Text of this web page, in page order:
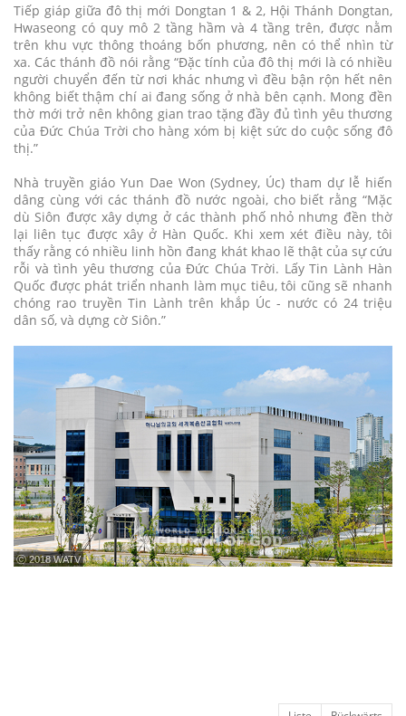
Tiếp giáp giữa đô thị mới Dongtan 1 & 2, Hội Thánh Dongtan,
Hwaseong có quy mô 2 tầng hầm và 4 tầng trên, được nằm
trên khu vực thông thoáng bốn phương, nên có thể nhìn từ
xa. Các thánh đồ nói rằng “Đặc tính của đô thị mới là có nhiều
người chuyển đến từ nơi khác nhưng vì đều bận rộn hết nên
không biết thậm chí ai đang sống ở nhà bên cạnh. Mong đền
thờ mới trở nên không gian trao tặng đầy đủ tình yêu thương
của Đức Chúa Trời cho hàng xóm bị kiệt sức do cuộc sống đô
thị.”
Nhà truyền giáo Yun Dae Won (Sydney, Úc) tham dự lễ hiến
dâng cùng với các thánh đồ nước ngoài, cho biết rằng “Mặc
dù Siôn được xây dựng ở các thành phố nhỏ nhưng đền thờ
lại liên tục được xây ở Hàn Quốc. Khi xem xét điều này, tôi
thấy rằng có nhiều linh hồn đang khát khao lẽ thật của sự cứu
rỗi và tình yêu thương của Đức Chúa Trời. Lấy Tin Lành Hàn
Quốc được phát triển nhanh làm mục tiêu, tôi cũng sẽ nhanh
chóng rao truyền Tin Lành trên khắp Úc - nước có 24 triệu
dân số, và dựng cờ Siôn.”
ⓒ 2018 WATV